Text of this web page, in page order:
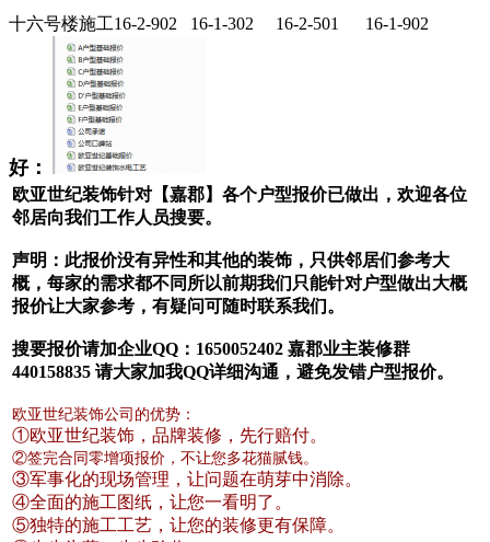
十六号楼施工16-2-902 16-1-302 16-2-501 16-1-902
好：
欧亚世纪装饰针对【嘉郡】各个户型报价已做出，欢迎各位
邻居向我们工作人员搜要。
声明：此报价没有异性和其他的装饰，只供邻居们参考大
概，每家的需求都不同所以前期我们只能针对户型做出大概
报价让大家参考，有疑问可随时联系我们。
搜要报价请加企业QQ：1650052402 嘉郡业主装修群
440158835 请大家加我QQ详细沟通，避免发错户型报价。
欧亚世纪装饰公司的优势：
①欧亚世纪装饰，品牌装修，先行赔付。
②签完合同零增项报价，不让您多花猫腻钱。
③军事化的现场管理，让问题在萌芽中消除。
④全面的施工图纸，让您一看明了。
⑤独特的施工工艺，让您的装修更有保障。